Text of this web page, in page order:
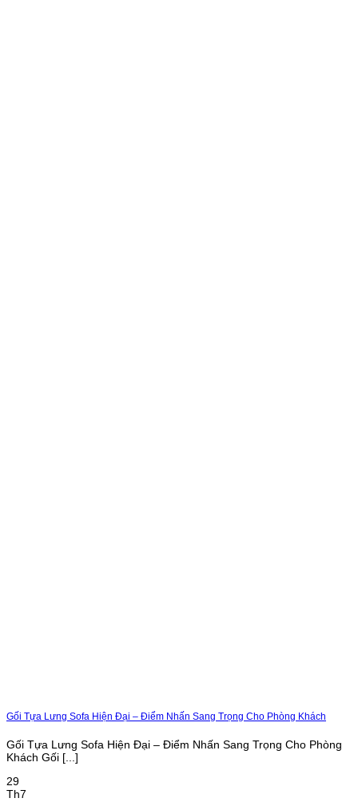
Gối Tựa Lưng Sofa Hiện Đại – Điểm Nhấn Sang Trọng Cho Phòng Khách
Gối Tựa Lưng Sofa Hiện Đại – Điểm Nhấn Sang Trọng Cho Phòng
Khách Gối [...]
29
Th7